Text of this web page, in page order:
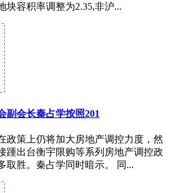
块容积率调整为2.35,非沪...
副会长秦占学按照201
政策上仍将加大房地产调控力度，然
踵出台衡宇限购等系列房地产调控政
取胜。秦占学同时暗示。 同...